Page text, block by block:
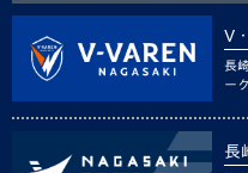
V
長
ー
長